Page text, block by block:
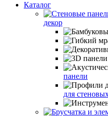
Каталог
декор
панели
для